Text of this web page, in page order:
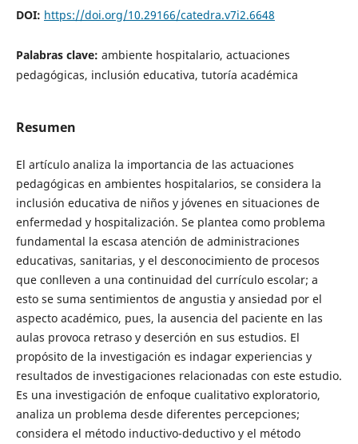
DOI: https://doi.org/10.29166/catedra.v7i2.6648
Palabras clave: ambiente hospitalario, actuaciones
pedagógicas, inclusión educativa, tutoría académica
Resumen
El artículo analiza la importancia de las actuaciones
pedagógicas en ambientes hospitalarios, se considera la
inclusión educativa de niños y jóvenes en situaciones de
enfermedad y hospitalización. Se plantea como problema
fundamental la escasa atención de administraciones
educativas, sanitarias, y el desconocimiento de procesos
que conlleven a una continuidad del currículo escolar; a
esto se suma sentimientos de angustia y ansiedad por el
aspecto académico, pues, la ausencia del paciente en las
aulas provoca retraso y deserción en sus estudios. El
propósito de la investigación es indagar experiencias y
resultados de investigaciones relacionadas con este estudio.
Es una investigación de enfoque cualitativo exploratorio,
analiza un problema desde diferentes percepciones;
considera el método inductivo-deductivo y el método